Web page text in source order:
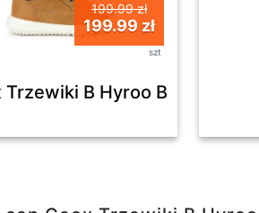
199.99 zł
199.99 zł
szt
Trzewiki B Hyroo Boy